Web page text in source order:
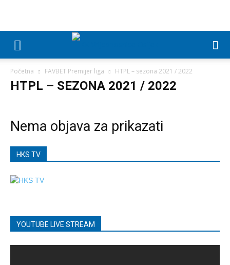
Početna FAVBET Premijer liga HTPL – sezona 2021 / 2022
HTPL – SEZONA 2021 / 2022
Nema objava za prikazati
HKS TV
YOUTUBE LIVE STREAM